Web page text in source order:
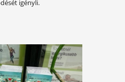
és a fogyás komplex folyamat,
tényező összehangolt
működését igényli.